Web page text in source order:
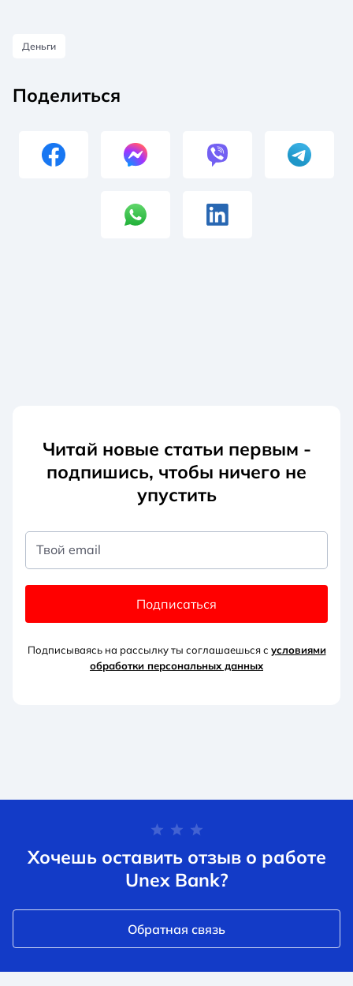
Деньги
Поделиться
Читай новые статьи первым -
подпишись, чтобы ничего не
упустить
Твой email
Подписаться
Подписываясь на рассылку ты соглашаешься с условиями
обработки персональных данных
Хочешь оставить отзыв о работе
Unex Bank?
Обратная связь